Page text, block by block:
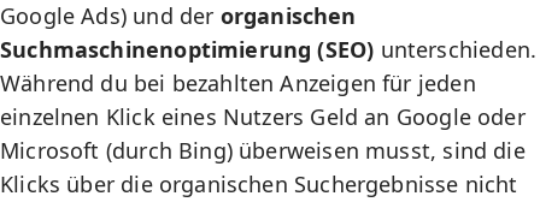
Google Ads) und der organischen
Suchmaschinenoptimierung (SEO) unterschieden.
Während du bei bezahlten Anzeigen für jeden
einzelnen Klick eines Nutzers Geld an Google oder
Microsoft (durch Bing) überweisen musst, sind die
Klicks über die organischen Suchergebnisse nicht